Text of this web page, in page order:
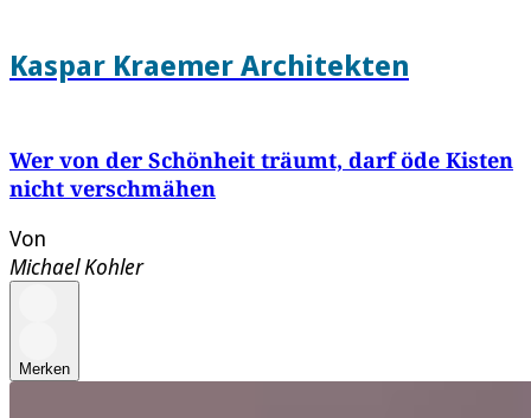
Kaspar Kraemer Architekten
Wer von der Schönheit träumt, darf öde Kisten
nicht verschmähen
Von
Michael Kohler
Merken